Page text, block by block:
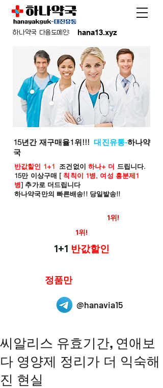
hana13.xyz
하나약국 다음도메인:
15년간 재구매율1위!!!대진유통-하나약
국
반값할인 1+1 조건없이 하나+ 더 드립니다.
15만 이상구매 [ 칙칙이 1병, 여성 흥분제1
병] 추가로 더드립니다
하나약국만의 빠른배송!! 당일발송!!
1위!
1위!
1+1 반값할인
정품만
@hanavia15
씨알리스 유효기간, 연애보
다 영양제 정리가 더 익숙해
진 현실